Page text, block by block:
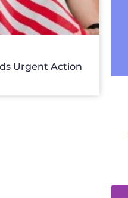
Urgent Action